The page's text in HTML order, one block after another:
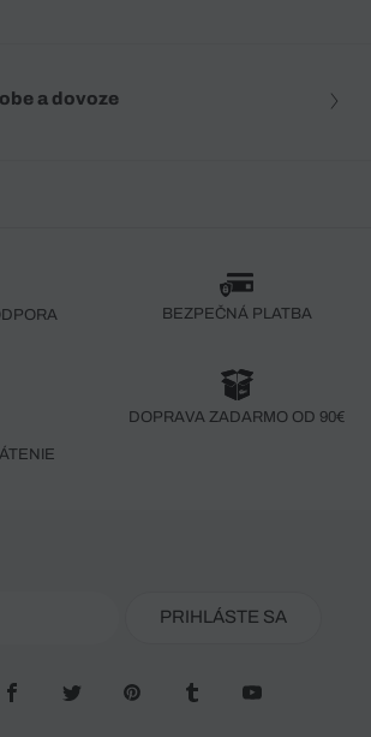
a dovoze
BEZPEČNÁ PLATBA
DOPRAVA ZADARMO OD 90€
PRIHLÁSTE SA